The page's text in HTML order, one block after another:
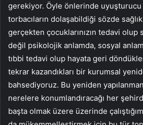
gerekiyor. Öyle önlerinde uyuşturucu
torbacıların dolaşabildiği sözde
gerçekten çocuklarınızın tedavi olup
değil psikolojik anlamda, sosyal
tıbbi tedavi olup hayata geri
tekrar kazandıkları bir kurumsal
bahsediyoruz. Bu yeniden
nerelere konumlandıracağı her
başta olmak üzere üzerinde